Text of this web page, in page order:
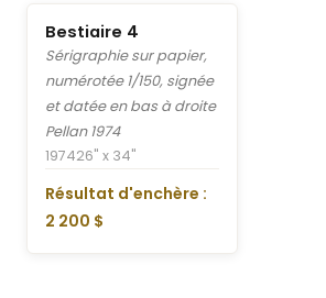
Bestiaire 4
Sérigraphie sur papier,
numérotée 1/150, signée
et datée en bas à droite
Pellan 1974
197426" x 34"
Résultat d'enchère :
2 200 $